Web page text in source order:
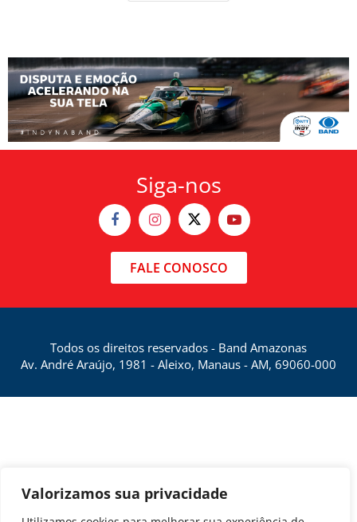
Valorizamos sua privacidade
Siga-nos
FALE CONOSCO
Todos os direitos reservados - Band Amazonas
Av. André Araújo, 1981 - Aleixo, Manaus - AM, 69060-000